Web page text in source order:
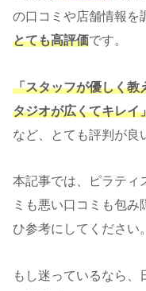
の口コミや店舗情報を
とても高評価です。
「スタッフが優しく教
タジオが広くてキレイ
など、とても評判が良
本記事では、ピラティ
ミも悪い口コミも包
ひ参考にしてください。
もし迷っているなら、